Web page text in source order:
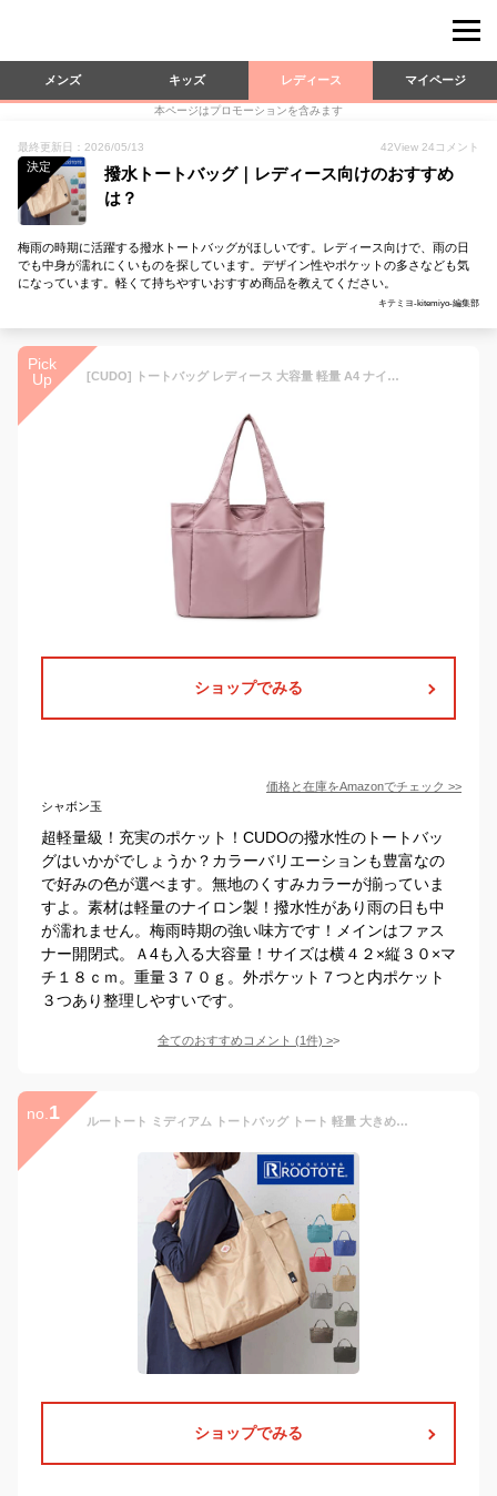
メンズ キッズ レディース マイページ
本ページはプロモーションを含みます
最終更新日：2026/05/13 42View 24 コメント
決定
撥水トートバッグ｜レディース向けのおすすめ
は？
梅雨の時期に活躍する撥水トートバッグがほしいです。レディース向けで、雨の日
でも中身が濡れにくいものを探しています。デザイン性やポケットの多さなども気
になっています。軽くて持ちやすいおすすめ商品を教えてください。
キテミヨ-kitemiyo-編集部
Pick
Up
[CUDO] トートバッグ レディース 大容量 軽量 A4 ナイロン 多ポケット 仕切り 撥水 ジムバッグ マザーズバッグ 通勤 通学 旅行用
ショップでみる
価格と在庫をAmazonでチェック >>
シャボン玉
超軽量級！充実のポケット！CUDOの撥水性のトートバッ
グはいかがでしょうか？カラーバリエーションも豊富なの
で好みの色が選べます。無地のくすみカラーが揃っていま
すよ。素材は軽量のナイロン製！撥水性があり雨の日も中
が濡れません。梅雨時期の強い味方です！メインはファス
ナー開閉式。Ａ4も入る大容量！サイズは横４２×縦３０×マ
チ１８ｃｍ。重量３７０ｇ。外ポケット７つと内ポケット
３つあり整理しやすいです。
全てのおすすめコメント (1件) >
no. 1 ルートート ミディアム トートバッグ トート 軽量 大きめ 通勤 お出掛け A4 防水 撥水 ROOTOTE レディースバッグ レディース メンズ 男女兼用 ポケット 肩掛け ビジネス シンプル おしゃれ 普段使い 無地 ベーシック マザーバッグ ショルダーバッグ おしゃれ 3157 3182
ショップでみる